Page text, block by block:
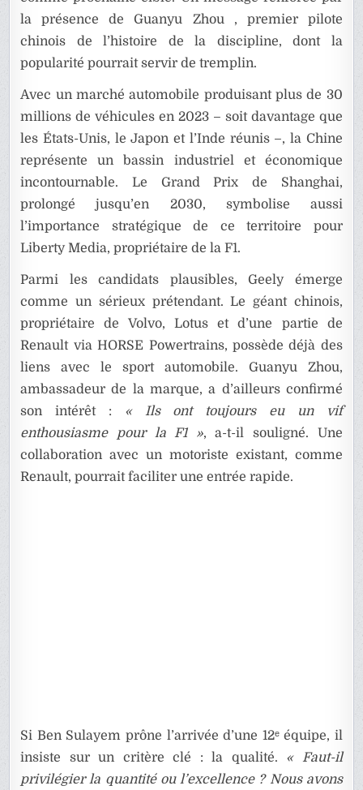
la présence de Guanyu Zhou , premier pilote
chinois de l’histoire de la discipline, dont la
popularité pourrait servir de tremplin.
Avec un marché automobile produisant plus de 30
millions de véhicules en 2023 – soit davantage que
les États-Unis, le Japon et l’Inde réunis –, la Chine
représente un bassin industriel et économique
incontournable. Le Grand Prix de Shanghai,
prolongé jusqu’en 2030, symbolise aussi
l’importance stratégique de ce territoire pour
Liberty Media, propriétaire de la F1.
Parmi les candidats plausibles, Geely émerge
comme un sérieux prétendant. Le géant chinois,
propriétaire de Volvo, Lotus et d’une partie de
Renault via HORSE Powertrains, possède déjà des
liens avec le sport automobile. Guanyu Zhou,
ambassadeur de la marque, a d’ailleurs confirmé
son intérêt : « Ils ont toujours eu un vif
enthousiasme pour la F1 », a-t-il souligné. Une
collaboration avec un motoriste existant, comme
Renault, pourrait faciliter une entrée rapide.
Si Ben Sulayem prône l’arrivée d’une 12ᵉ équipe, il
insiste sur un critère clé : la qualité. « Faut-il
privilégier la quantité ou l’excellence ? Nous avons